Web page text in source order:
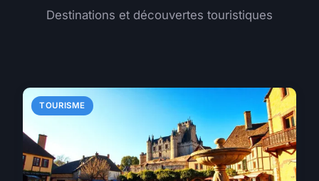
Destinations et découvertes touristiques
TOURISME